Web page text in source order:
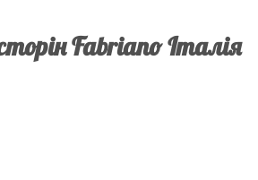
Fabriano Італія